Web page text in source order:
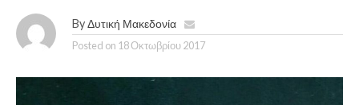
By Δυτική Μακεδονία
Posted on 18 Οκτωβρίου 2017